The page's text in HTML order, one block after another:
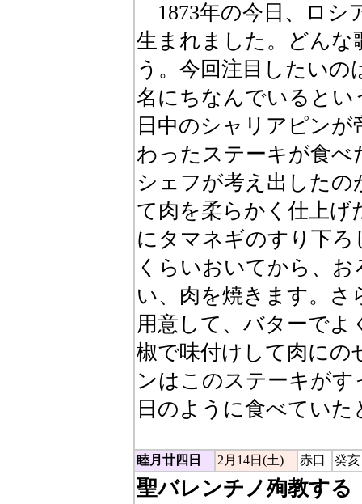
1873年の今日、ロシ
生まれました。どんな
う。今回注目したい
名にちなんでいるとい
日中のシャリアピン
わったステーキが食
シェフが考え出した
て肉を柔らかく仕上げ
にタマネギのすり下
くらいおいてから、
い、肉を焼きます。
用意して、バターでよ
椒で味付けして肉に
ンはこのステーキが
日のように食べていた
睦月廿四日 2月14日(土) 赤口 癸亥
聖バレンチノ殉教する